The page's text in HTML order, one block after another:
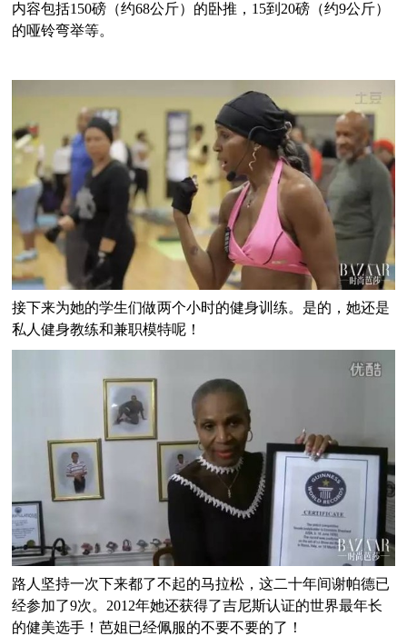
内容包括150磅（约68公斤）的卧推，15到20磅（约9公斤）
的哑铃弯举等。
接下来为她的学生们做两个小时的健身训练。是的，她还是
私人健身教练和兼职模特呢！
路人坚持一次下来都了不起的马拉松，这二十年间谢帕德已
经参加了9次。2012年她还获得了吉尼斯认证的世界最年长
的健美选手！芭姐已经佩服的不要不要的了！